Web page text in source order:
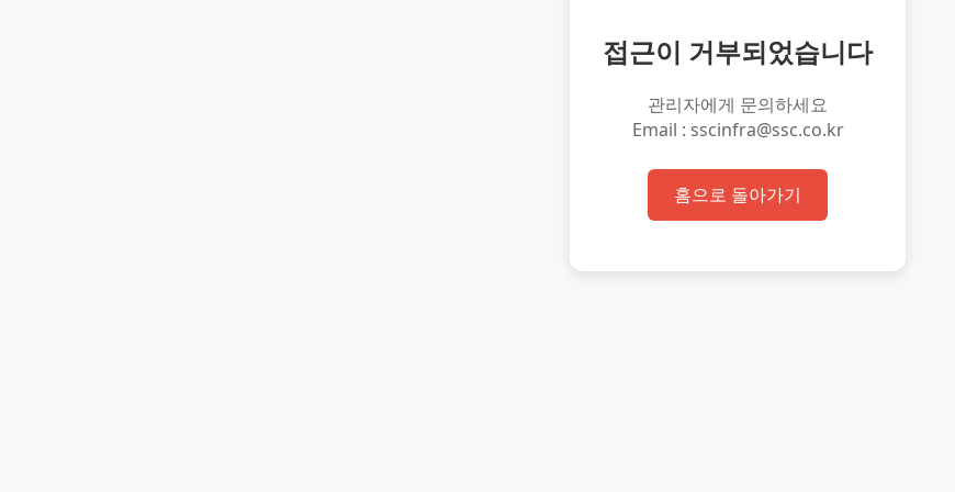
접근이 거부되었습니다
관리자에게 문의하세요
Email : sscinfra@ssc.co.kr
홈으로 돌아가기